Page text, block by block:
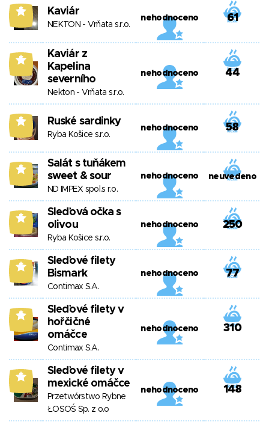
5 Kaviár
NEKTON - Vrňata s.r.o.
nehodnoceno 61
5
Kaviár z
Kapelina
severního
Nekton - Vrňata s.r.o.
nehodnoceno 44
5 Ruské sardinky
Ryba Košice s.r.o.
nehodnoceno 58
5
Salát s tuňákem
sweet & sour
ND IMPEX spol.s r.o.
nehodnoceno neuvedeno
5
Sleďová očka s
olivou
Ryba Košice s.r.o.
nehodnoceno 250
5
Sleďové filety
Bismark
Contimax S.A.
nehodnoceno 77
5
Sleďové filety v
hořčičné
omáčce
Contimax S.A.
nehodnoceno 310
5
Sleďové filety v
mexické omáčce
Przetwórstwo Rybne
ŁOSOŚ Sp. z o.o
nehodnoceno 148